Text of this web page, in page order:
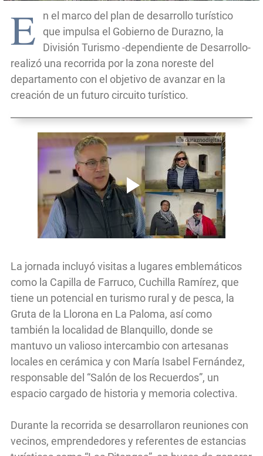
E
n el marco del plan de desarrollo turístico
que impulsa el Gobierno de Durazno, la
División Turismo -dependiente de Desarrollo-
realizó una recorrida por la zona noreste del
departamento con el objetivo de avanzar en la
creación de un futuro circuito turístico.
La jornada incluyó visitas a lugares emblemáticos
como la Capilla de Farruco, Cuchilla Ramírez, que
tiene un potencial en turismo rural y de pesca, la
Gruta de la Llorona en La Paloma, así como
también la localidad de Blanquillo, donde se
mantuvo un valioso intercambio con artesanas
locales en cerámica y con María Isabel Fernández,
responsable del “Salón de los Recuerdos”, un
espacio cargado de historia y memoria colectiva.
Durante la recorrida se desarrollaron reuniones con
vecinos, emprendedores y referentes de estancias